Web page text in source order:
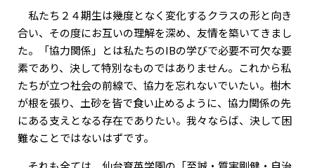
私たち２４期生は幾度となく変化するクラスの形と向き
合い、その度にお互いの理解を深め、友情を築いてきまし
た。「協力関係」とは私たちのIBの学びで必要不可欠な要
素であり、決して特別なものではありません。これから私
たちが立つ社会の前線で、協力を忘れないでいたい。樹木
が根を張り、土砂を皆で食い止めるように、協力関係の先
にある支えとなる存在でありたい。我々ならば、決して困
難なことではないはずです。